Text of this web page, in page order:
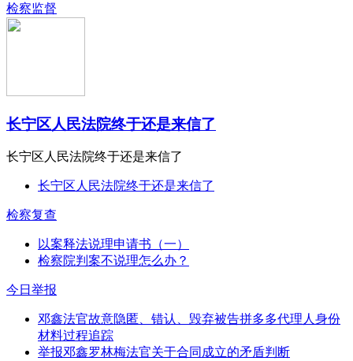
检察监督
长宁区人民法院终于还是来信了
长宁区人民法院终于还是来信了
长宁区人民法院终于还是来信了
检察复查
以案释法说理申请书（一）
检察院判案不说理怎么办？
今日举报
邓鑫法官故意隐匿、错认、毁弃被告拼多多代理人身份
材料过程追踪
举报邓鑫罗林梅法官关于合同成立的矛盾判断